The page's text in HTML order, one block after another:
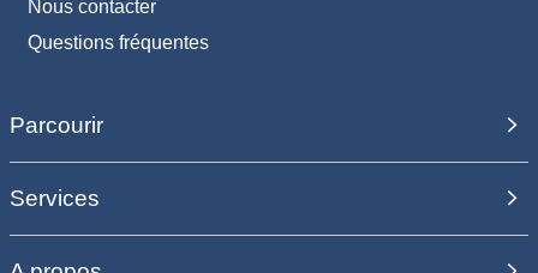
Nous contacter
Questions fréquentes
Parcourir
Services